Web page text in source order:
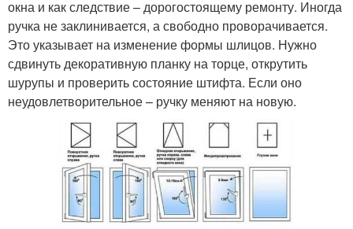
окна и как следствие – дорогостоящему ремонту. Иногда
ручка не заклинивается, а свободно проворачивается.
Это указывает на изменение формы шлицов. Нужно
сдвинуть декоративную планку на торце, открутить
шурупы и проверить состояние штифта. Если оно
неудовлетворительное – ручку меняют на новую.